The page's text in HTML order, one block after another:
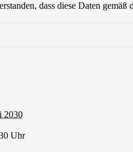
dass diese Daten gemäß
2030
Uhr